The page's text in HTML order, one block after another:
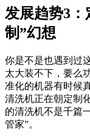
发展趋势3：
制”幻想
你是不是也遇到过
太大装不下，要么
准化的机器有时候
清洗机正在朝定制
的清洗机不是千篇
管家”。